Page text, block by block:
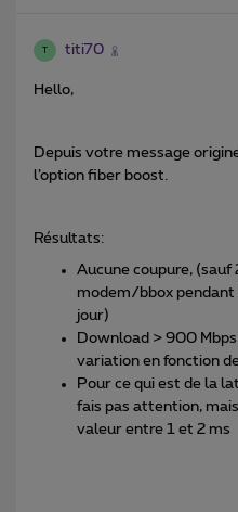
T titi70
Hello,
Depuis votre message
l’option fiber boost.
Résultats:
Aucune coupure, (sauf
modem/bbox pendant
jour)
Download > 900
variation en fonction
Pour ce qui est de la
fais pas attention,
valeur entre 1 et 2 ms